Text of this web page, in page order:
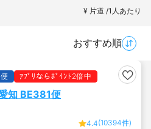
¥ 片道 /1人あたり
おすすめ順
ｱﾌﾟﾘならﾎﾟｲﾝﾄ2倍中
知 BE381便
4.4(10394件)